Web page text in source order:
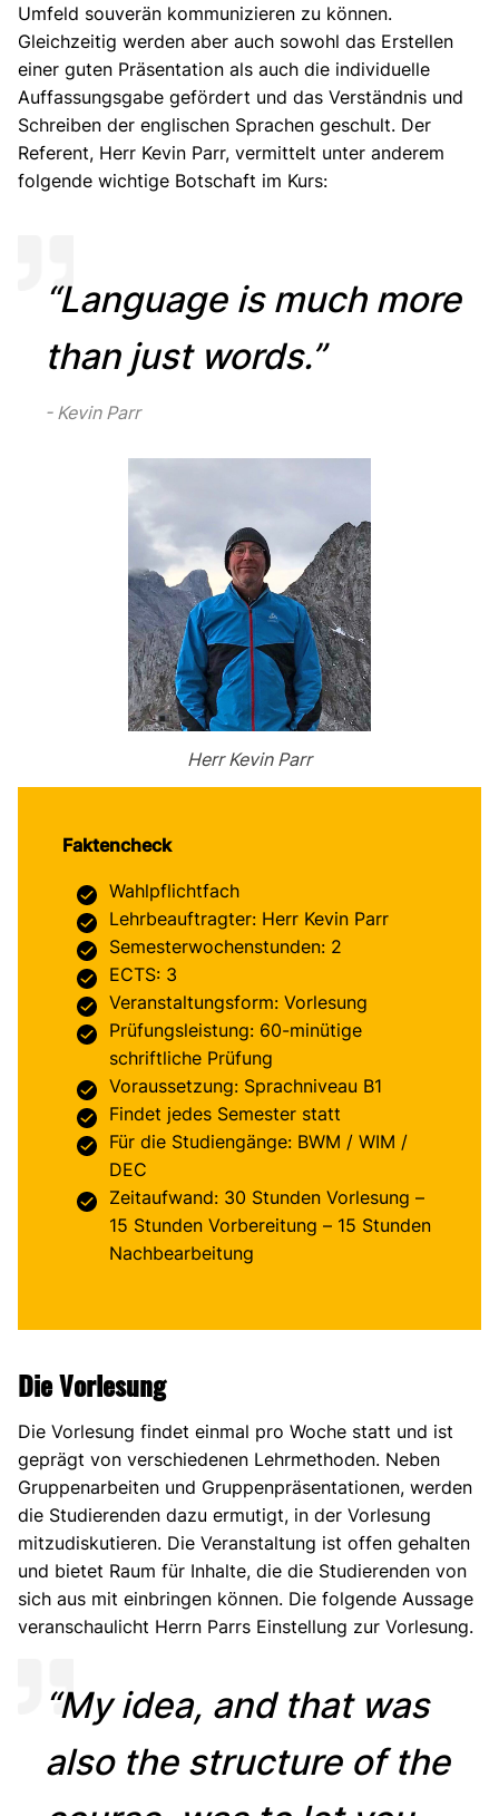
Umfeld souverän kommunizieren zu können.
Gleichzeitig werden aber auch sowohl das Erstellen
einer guten Präsentation als auch die individuelle
Auffassungsgabe gefördert und das Verständnis und
Schreiben der englischen Sprachen geschult. Der
Referent, Herr Kevin Parr, vermittelt unter anderem
folgende wichtige Botschaft im Kurs:
“Language is much more
than just words.”
Kevin Parr
Herr Kevin Parr
Faktencheck
Wahlpflichtfach
Lehrbeauftragter: Herr Kevin Parr
Semesterwochenstunden: 2
ECTS: 3
Veranstaltungsform: Vorlesung
Prüfungsleistung: 60-minütige
schriftliche Prüfung
Voraussetzung: Sprachniveau B1
Findet jedes Semester statt
Für die Studiengänge: BWM / WIM /
DEC
Zeitaufwand: 30 Stunden Vorlesung –
15 Stunden Vorbereitung – 15 Stunden
Nachbearbeitung
Die Vorlesung
Die Vorlesung findet einmal pro Woche statt und ist
geprägt von verschiedenen Lehrmethoden. Neben
Gruppenarbeiten und Gruppenpräsentationen, werden
die Studierenden dazu ermutigt, in der Vorlesung
mitzudiskutieren. Die Veranstaltung ist offen gehalten
und bietet Raum für Inhalte, die die Studierenden von
sich aus mit einbringen können. Die folgende Aussage
veranschaulicht Herrn Parrs Einstellung zur Vorlesung.
“My idea, and that was
also the structure of the